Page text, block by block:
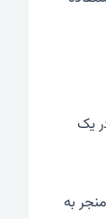
یک
به